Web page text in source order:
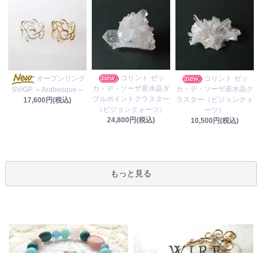
オープンリング
SV/GP ～Arabesque～
17,600円(税込)
コリント ゼッ
カ・デ・ソーザ産水晶ダ
ブルポイントクラスター
（ビジョンクォーツ）
24,800円(税込)
コリント ゼッ
カ・デ・ソーザ産水晶ク
ラスター（ビジョンクォ
ーツ）
10,500円(税込)
もっと見る